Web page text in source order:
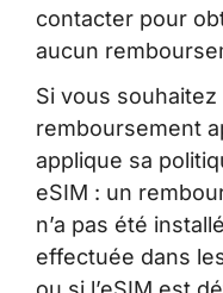
contacter pour
aucun
Si vous
remboursement
applique sa
eSIM : un
n’a pas été
effectuée dans